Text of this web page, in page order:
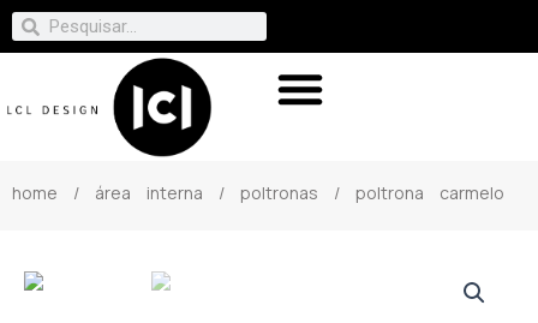
home / área interna / poltronas / poltrona carmelo